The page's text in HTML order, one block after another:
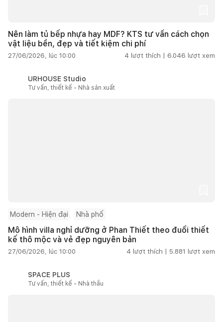
Nên làm tủ bếp nhựa hay MDF? KTS tư vấn cách chọn
vật liệu bền, đẹp và tiết kiệm chi phí
27/06/2026, lúc 10:00 4 lượt thích | 6.046 lượt xem
URHOUSE Studio
Tư vấn, thiết kế - Nhà sản xuất
Modern - Hiện đại Nhà phố
Mô hình villa nghỉ dưỡng ở Phan Thiết theo đuổi thiết
kế thô mộc và vẻ đẹp nguyên bản
27/06/2026, lúc 10:00 4 lượt thích | 5.881 lượt xem
SPACE PLUS
Tư vấn, thiết kế - Nhà thầu